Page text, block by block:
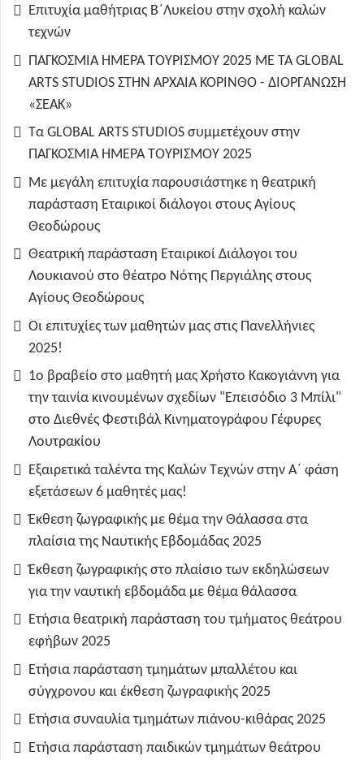
Επιτυχία μαθήτριας Β΄Λυκείου στην σχολή καλών
τεχνών
ΠΑΓΚΟΣΜΙΑ ΗΜΕΡΑ ΤΟΥΡΙΣΜΟΥ 2025 ΜΕ ΤΑ GLOBAL
ARTS STUDIOS ΣΤΗΝ ΑΡΧΑΙΑ ΚΟΡΙΝΘΟ - ΔΙΟΡΓΑΝΩΣΗ
«ΣΕΑΚ»
Τα GLOBAL ARTS STUDIOS συμμετέχουν στην
ΠΑΓΚΟΣΜΙΑ ΗΜΕΡΑ ΤΟΥΡΙΣΜΟΥ 2025
Με μεγάλη επιτυχία παρουσιάστηκε η θεατρική
παράσταση Εταιρικοί διάλογοι στους Αγίους
Θεοδώρους
Θεατρική παράσταση Εταιρικοί Διάλογοι του
Λουκιανού στο θέατρο Νότης Περγιάλης στους
Αγίους Θεοδώρους
Οι επιτυχίες των μαθητών μας στις Πανελλήνιες
2025!
1ο βραβείο στο μαθητή μας Χρήστο Κακογιάννη για
την ταινία κινουμένων σχεδίων "Επεισόδιο 3 Μπίλι"
στο Διεθνές Φεστιβάλ Κινηματογράφου Γέφυρες
Λουτρακίου
Εξαιρετικά ταλέντα της Καλών Τεχνών στην Α΄ φάση
εξετάσεων 6 μαθητές μας!
Έκθεση ζωγραφικής με θέμα την Θάλασσα στα
πλαίσια της Ναυτικής Εβδομάδας 2025
Έκθεση ζωγραφικής στο πλαίσιο των εκδηλώσεων
για την ναυτική εβδομάδα με θέμα θάλασσα
Ετήσια θεατρική παράσταση του τμήματος θεάτρου
εφήβων 2025
Ετήσια παράσταση τμημάτων μπαλλέτου και
σύγχρονου και έκθεση ζωγραφικής 2025
Ετήσια συναυλία τμημάτων πιάνου-κιθάρας 2025
Ετήσια παράσταση παιδικών τμημάτων θεάτρου